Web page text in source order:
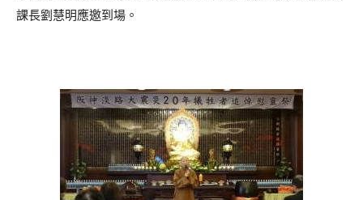
課長劉慧明應邀到場。